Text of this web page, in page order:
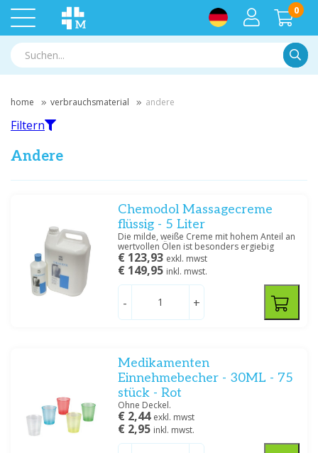
0
home verbrauchsmaterial andere
Nach Marke filtern
Chemodis (1)
Spezifikation
Urinaal(1)
Filtern
Andere
Chemodol Massagecreme
flüssig - 5 Liter
Die milde, weiße Creme mit hohem Anteil an
wertvollen Ölen ist besonders ergiebig
€ 123,93 exkl. mwst
€ 149,95 inkl. mwst.
- +
Medikamenten
Einnehmebecher - 30ML - 75
stück - Rot
Ohne Deckel.
€ 2,44 exkl. mwst
€ 2,95 inkl. mwst.